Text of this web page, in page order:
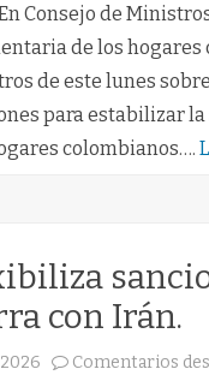
Consejo de
de los hogares
de este lunes
para estabilizar
colombianos….
con Irán.
Comentarios